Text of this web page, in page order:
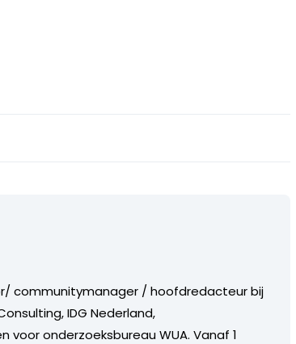
communitymanager / hoofdredacteur bij
IDG Nederland,
onderzoeksbureau WUA. Vanaf 1